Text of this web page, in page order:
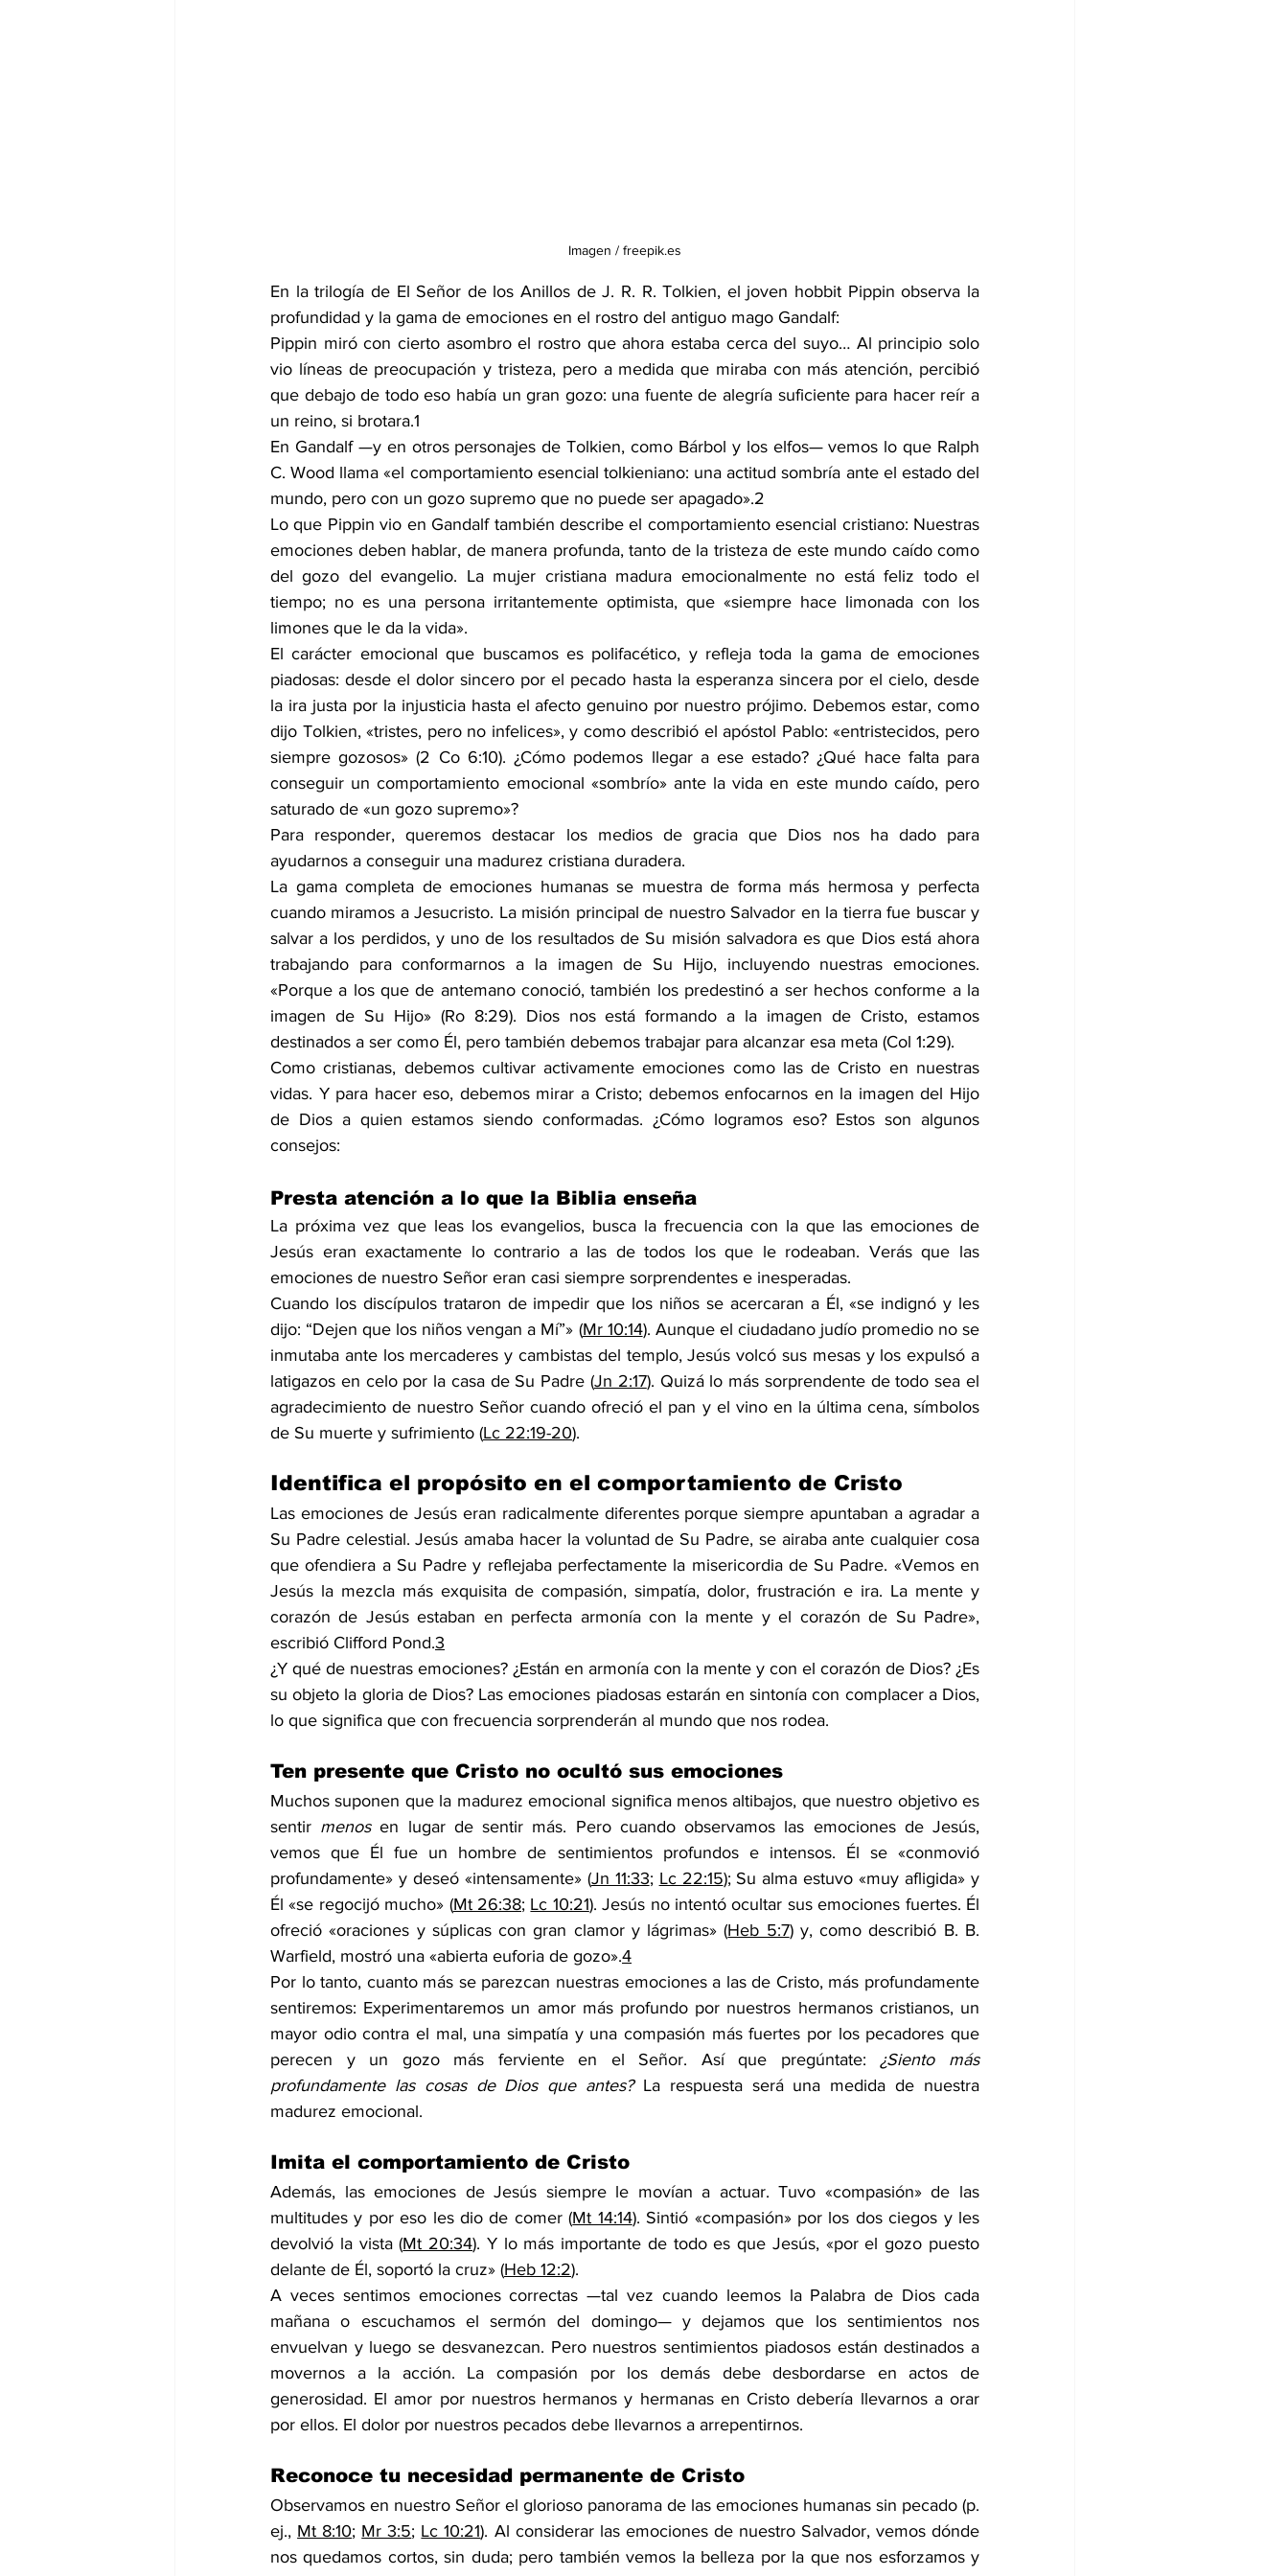
Imagen / freepik.es
En la trilogía de El Señor de los Anillos de J. R. R. Tolkien, el joven hobbit Pippin observa la
profundidad y la gama de emociones en el rostro del antiguo mago Gandalf:
Pippin miró con cierto asombro el rostro que ahora estaba cerca del suyo… Al principio solo
vio líneas de preocupación y tristeza, pero a medida que miraba con más atención, percibió
que debajo de todo eso había un gran gozo: una fuente de alegría suficiente para hacer reír a
un reino, si brotara.1
En Gandalf —y en otros personajes de Tolkien, como Bárbol y los elfos— vemos lo que Ralph
C. Wood llama «el comportamiento esencial tolkieniano: una actitud sombría ante el estado del
mundo, pero con un gozo supremo que no puede ser apagado».2
Lo que Pippin vio en Gandalf también describe el comportamiento esencial cristiano: Nuestras
emociones deben hablar, de manera profunda, tanto de la tristeza de este mundo caído como
del gozo del evangelio. La mujer cristiana madura emocionalmente no está feliz todo el
tiempo; no es una persona irritantemente optimista, que «siempre hace limonada con los
limones que le da la vida».
El carácter emocional que buscamos es polifacético, y refleja toda la gama de emociones
piadosas: desde el dolor sincero por el pecado hasta la esperanza sincera por el cielo, desde
la ira justa por la injusticia hasta el afecto genuino por nuestro prójimo. Debemos estar, como
dijo Tolkien, «tristes, pero no infelices», y como describió el apóstol Pablo: «entristecidos, pero
siempre gozosos» (2 Co 6:10). ¿Cómo podemos llegar a ese estado? ¿Qué hace falta para
conseguir un comportamiento emocional «sombrío» ante la vida en este mundo caído, pero
saturado de «un gozo supremo»?
Para responder, queremos destacar los medios de gracia que Dios nos ha dado para
ayudarnos a conseguir una madurez cristiana duradera.
La gama completa de emociones humanas se muestra de forma más hermosa y perfecta
cuando miramos a Jesucristo. La misión principal de nuestro Salvador en la tierra fue buscar y
salvar a los perdidos, y uno de los resultados de Su misión salvadora es que Dios está ahora
trabajando para conformarnos a la imagen de Su Hijo, incluyendo nuestras emociones.
«Porque a los que de antemano conoció, también los predestinó a ser hechos conforme a la
imagen de Su Hijo» (Ro 8:29). Dios nos está formando a la imagen de Cristo, estamos
destinados a ser como Él, pero también debemos trabajar para alcanzar esa meta (Col 1:29).
Como cristianas, debemos cultivar activamente emociones como las de Cristo en nuestras
vidas. Y para hacer eso, debemos mirar a Cristo; debemos enfocarnos en la imagen del Hijo
de Dios a quien estamos siendo conformadas. ¿Cómo logramos eso? Estos son algunos
consejos:
Presta atención a lo que la Biblia enseña
La próxima vez que leas los evangelios, busca la frecuencia con la que las emociones de
Jesús eran exactamente lo contrario a las de todos los que le rodeaban. Verás que las
emociones de nuestro Señor eran casi siempre sorprendentes e inesperadas.
Cuando los discípulos trataron de impedir que los niños se acercaran a Él, «se indignó y les
dijo: “Dejen que los niños vengan a Mí”» (Mr 10:14). Aunque el ciudadano judío promedio no se
inmutaba ante los mercaderes y cambistas del templo, Jesús volcó sus mesas y los expulsó a
latigazos en celo por la casa de Su Padre (Jn 2:17). Quizá lo más sorprendente de todo sea el
agradecimiento de nuestro Señor cuando ofreció el pan y el vino en la última cena, símbolos
de Su muerte y sufrimiento (Lc 22:19-20).
Identifica el propósito en el comportamiento de Cristo
Las emociones de Jesús eran radicalmente diferentes porque siempre apuntaban a agradar a
Su Padre celestial. Jesús amaba hacer la voluntad de Su Padre, se airaba ante cualquier cosa
que ofendiera a Su Padre y reflejaba perfectamente la misericordia de Su Padre. «Vemos en
Jesús la mezcla más exquisita de compasión, simpatía, dolor, frustración e ira. La mente y
corazón de Jesús estaban en perfecta armonía con la mente y el corazón de Su Padre»,
escribió Clifford Pond.3
¿Y qué de nuestras emociones? ¿Están en armonía con la mente y con el corazón de Dios? ¿Es
su objeto la gloria de Dios? Las emociones piadosas estarán en sintonía con complacer a Dios,
lo que significa que con frecuencia sorprenderán al mundo que nos rodea.
Ten presente que Cristo no ocultó sus emociones
Muchos suponen que la madurez emocional significa menos altibajos, que nuestro objetivo es
sentir menos en lugar de sentir más. Pero cuando observamos las emociones de Jesús,
vemos que Él fue un hombre de sentimientos profundos e intensos. Él se «conmovió
profundamente» y deseó «intensamente» (Jn 11:33; Lc 22:15); Su alma estuvo «muy afligida» y
Él «se regocijó mucho» (Mt 26:38; Lc 10:21). Jesús no intentó ocultar sus emociones fuertes. Él
ofreció «oraciones y súplicas con gran clamor y lágrimas» (Heb 5:7) y, como describió B. B.
Warfield, mostró una «abierta euforia de gozo».4
Por lo tanto, cuanto más se parezcan nuestras emociones a las de Cristo, más profundamente
sentiremos: Experimentaremos un amor más profundo por nuestros hermanos cristianos, un
mayor odio contra el mal, una simpatía y una compasión más fuertes por los pecadores que
perecen y un gozo más ferviente en el Señor. Así que pregúntate: ¿Siento más
profundamente las cosas de Dios que antes? La respuesta será una medida de nuestra
madurez emocional.
Imita el comportamiento de Cristo
Además, las emociones de Jesús siempre le movían a actuar. Tuvo «compasión» de las
multitudes y por eso les dio de comer (Mt 14:14). Sintió «compasión» por los dos ciegos y les
devolvió la vista (Mt 20:34). Y lo más importante de todo es que Jesús, «por el gozo puesto
delante de Él, soportó la cruz» (Heb 12:2).
A veces sentimos emociones correctas —tal vez cuando leemos la Palabra de Dios cada
mañana o escuchamos el sermón del domingo— y dejamos que los sentimientos nos
envuelvan y luego se desvanezcan. Pero nuestros sentimientos piadosos están destinados a
movernos a la acción. La compasión por los demás debe desbordarse en actos de
generosidad. El amor por nuestros hermanos y hermanas en Cristo debería llevarnos a orar
por ellos. El dolor por nuestros pecados debe llevarnos a arrepentirnos.
Reconoce tu necesidad permanente de Cristo
Observamos en nuestro Señor el glorioso panorama de las emociones humanas sin pecado (p.
ej., Mt 8:10; Mr 3:5; Lc 10:21). Al considerar las emociones de nuestro Salvador, vemos dónde
nos quedamos cortos, sin duda; pero también vemos la belleza por la que nos esforzamos y